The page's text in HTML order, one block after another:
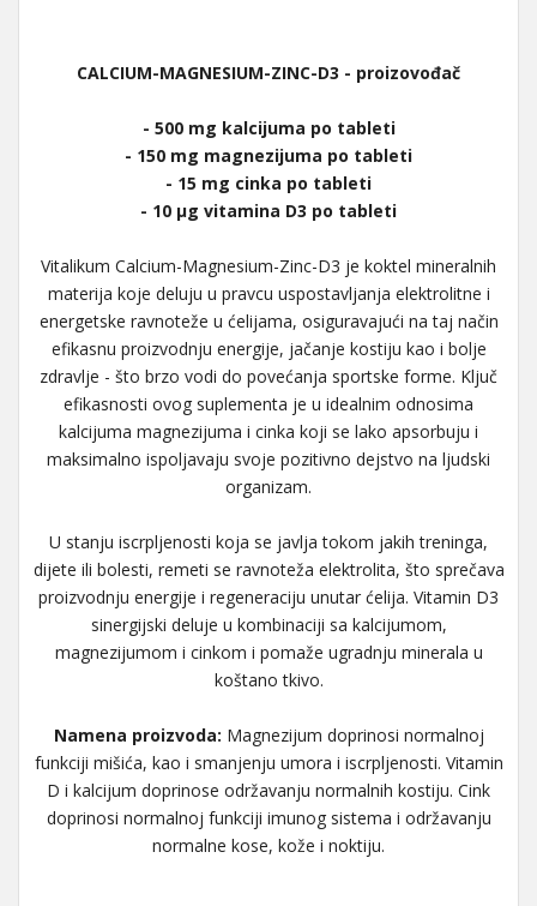
CALCIUM-MAGNESIUM-ZINC-D3 - proizovođač
- 500 mg kalcijuma po tableti
- 150 mg magnezijuma po tableti
- 15 mg cinka po tableti
- 10 μg vitamina D3 po tableti
Vitalikum Calcium-Magnesium-Zinc-D3 je koktel mineralnih
materija koje deluju u pravcu uspostavljanja elektrolitne i
energetske ravnoteže u ćelijama, osiguravajući na taj način
efikasnu proizvodnju energije, jačanje kostiju kao i bolje
zdravlje - što brzo vodi do povećanja sportske forme. Ključ
efikasnosti ovog suplementa je u idealnim odnosima
kalcijuma magnezijuma i cinka koji se lako apsorbuju i
maksimalno ispoljavaju svoje pozitivno dejstvo na ljudski
organizam.
U stanju iscrpljenosti koja se javlja tokom jakih treninga,
dijete ili bolesti, remeti se ravnoteža elektrolita, što sprečava
proizvodnju energije i regeneraciju unutar ćelija. Vitamin D3
sinergijski deluje u kombinaciji sa kalcijumom,
magnezijumom i cinkom i pomaže ugradnju minerala u
koštano tkivo.
Namena proizvoda: Magnezijum doprinosi normalnoj
funkciji mišića, kao i smanjenju umora i iscrpljenosti. Vitamin
D i kalcijum doprinose održavanju normalnih kostiju. Cink
doprinosi normalnoj funkciji imunog sistema i održavanju
normalne kose, kože i noktiju.